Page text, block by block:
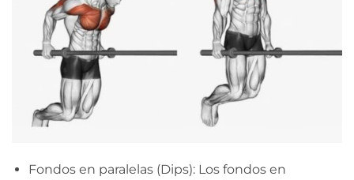
Fondos en paralelas (Dips): Los fondos en